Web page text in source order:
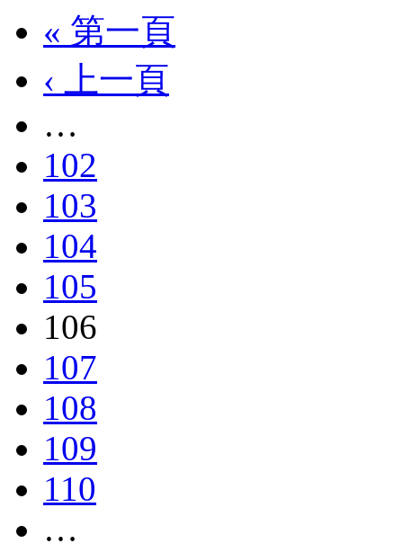
« 第一頁
‹ 上一頁
…
102
103
104
105
106
107
108
109
110
…